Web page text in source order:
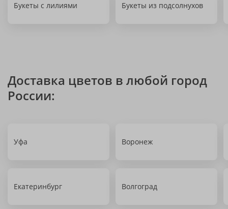
Букеты с лилиями Букеты из подсолнухов
Доставка цветов в любой город
России:
Уфа Воронеж
Екатеринбург Волгоград